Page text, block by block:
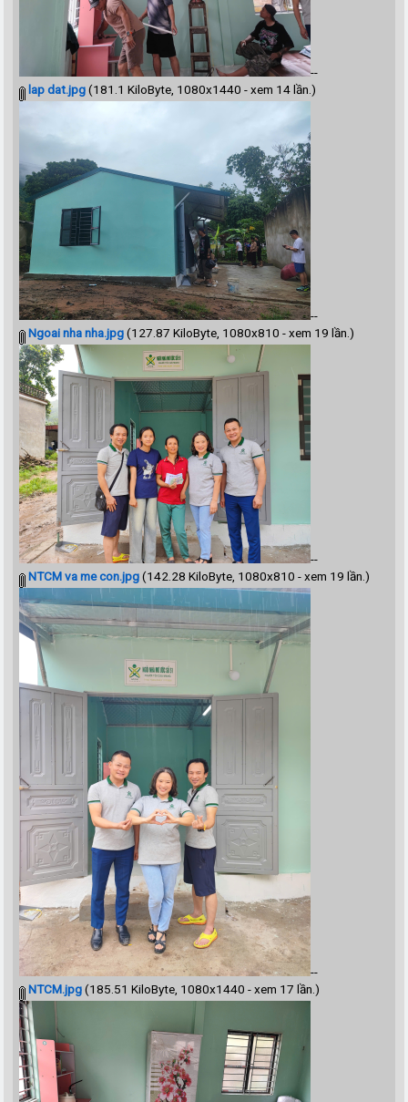
--
lap dat.jpg(181.1 KiloByte, 1080x1440 - xem 14 lần.)
--
Ngoai nha nha.jpg(127.87 KiloByte, 1080x810 - xem 19 lần.)
--
NTCM va me con.jpg(142.28 KiloByte, 1080x810 - xem 19 lần.)
--
NTCM.jpg(185.51 KiloByte, 1080x1440 - xem 17 lần.)